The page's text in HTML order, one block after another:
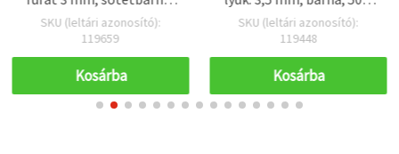
50 g (~300 db)
SKU (leltári azonosító):
119659
Kosárba
(~25 db)
SKU (leltári azonosító):
119448
Kosárba